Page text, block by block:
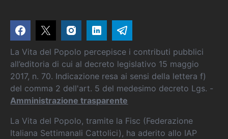
La Vita del Popolo percepisce i contributi pubblici
all’editoria di cui al decreto legislativo 15 maggio
2017, n. 70. Indicazione resa ai sensi della lettera f)
del comma 2 dell'art. 5 del medesimo decreto Lgs. -
Amministrazione trasparente
La Vita del Popolo, tramite la Fisc (Federazione
Italiana Settimanali Cattolici), ha aderito allo IAP